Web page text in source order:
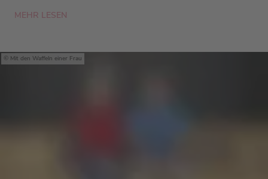
MEHR LESEN
Mit den Waffeln einer Frau